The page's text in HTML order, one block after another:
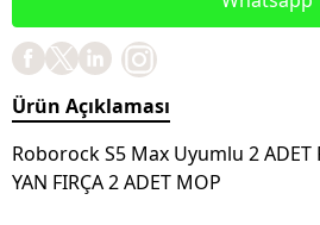
Ürün Açıklaması
Roborock S5 Max Uyumlu 2 ADET
YAN FIRÇA 2 ADET MOP